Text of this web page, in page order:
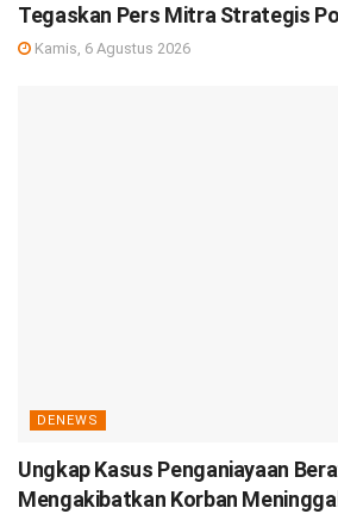
Tegaskan Pers Mitra Strategis
Kamis, 6 Agustus 2026
DENEWS
Ungkap Kasus Penganiayaan
Mengakibatkan Korban